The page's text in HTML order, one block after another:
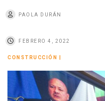
PAOLA DURÁN
FEBRERO 4, 2022
CONSTRUCCIÓN